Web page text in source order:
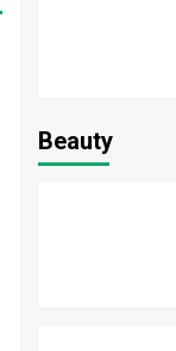
Beauty